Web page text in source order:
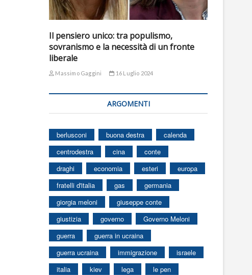
Il pensiero unico: tra populismo,
sovranismo e la necessità di un fronte
liberale
Massimo Gaggini 16 Luglio 2024
ARGOMENTI
berlusconi buona destra
calenda
centrodestra
cina
conte
draghi
economia esteri
europa
fratelli d'italia
gas
germania
giorgia meloni
giuseppe conte
giustizia
governo
Governo Meloni
guerra
guerra in ucraina
guerra ucraina
immigrazione
israele
italia
kiev lega
le pen